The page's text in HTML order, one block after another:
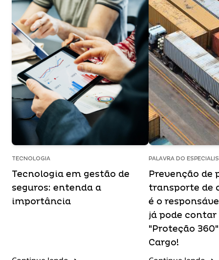
TECNOLOGIA
Tecnologia em gestão de
seguros: entenda a
importância
PALAVRA DO
Prevenção de
transporte de
é o
já pode contar
"Proteção
Cargo!